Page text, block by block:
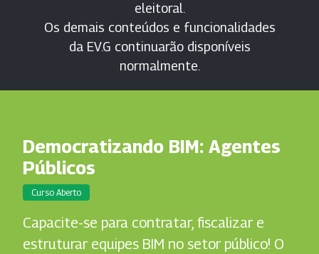
eleitoral.
Os demais conteúdos e funcionalidades
da EV.G continuarão disponíveis
normalmente.
Democratizando BIM: Agentes
Públicos
Curso Aberto
Capacite-se para contratar, fiscalizar e
estruturar equipes BIM no setor público! O